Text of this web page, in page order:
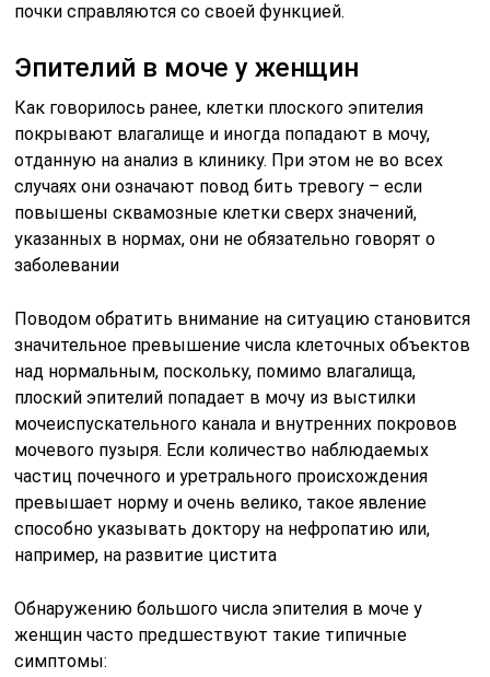
почки справляются со своей функцией.
Эпителий в моче у женщин
Как говорилось ранее, клетки плоского эпителия
покрывают влагалище и иногда попадают в мочу,
отданную на анализ в клинику. При этом не во всех
случаях они означают повод бить тревогу – если
повышены сквамозные клетки сверх значений,
указанных в нормах, они не обязательно говорят о
заболевании
Поводом обратить внимание на ситуацию становится
значительное превышение числа клеточных объектов
над нормальным, поскольку, помимо влагалища,
плоский эпителий попадает в мочу из выстилки
мочеиспускательного канала и внутренних покровов
мочевого пузыря. Если количество наблюдаемых
частиц почечного и уретрального происхождения
превышает норму и очень велико, такое явление
способно указывать доктору на нефропатию или,
например, на развитие цистита
Обнаружению большого числа эпителия в моче у
женщин часто предшествуют такие типичные
симптомы: